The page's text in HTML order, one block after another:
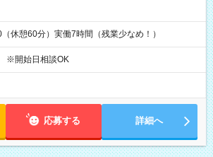
休憩60分）実働7時間（残業少なめ！）
※開始日相談OK
応募する 詳細へ